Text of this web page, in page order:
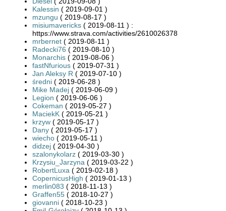
Kalessin ( 2019-09-01 )
mzungu ( 2019-08-17 )
misiumavericks ( 2019-08-11 ) :
https://www.strava.com/activities/2610026378
mrbernet ( 2019-08-11 )
Radecki76 ( 2019-08-10 )
Monarchis ( 2019-08-06 )
fastNfurious ( 2019-07-31 )
Jan Aleksy R ( 2019-07-10 )
średni ( 2019-06-28 )
Mike Madej ( 2019-06-09 )
Legion ( 2019-06-06 )
Cokeman ( 2019-05-27 )
MaciekK ( 2019-05-21 )
krzyw ( 2019-05-17 )
Dany ( 2019-05-17 )
wiecho ( 2019-05-11 )
didzej ( 2019-04-30 )
szalonykolarz ( 2019-03-30 )
Krzysiu_Jarzyna ( 2019-03-22 )
RobertLuxa ( 2019-02-18 )
CopernicusHigh ( 2019-01-13 )
merlin083 ( 2018-11-13 )
Graffen55 ( 2018-10-27 )
giovanni ( 2018-10-23 )